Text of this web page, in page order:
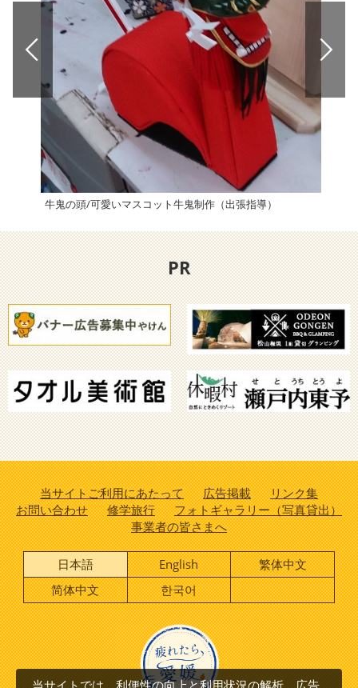
牛鬼の頭/可愛いマスコット牛鬼制作（出張指導）
PR
当サイトご利用にあたって 広告掲載
リンク集
お問い合わせ
修学旅行
フォトギャラリー（写真貸出）
事業者の皆さまへ
日本語 English
繁体中文
简体中文
한국어
当サイトでは、利便性の向上と利用状況の解析、広告